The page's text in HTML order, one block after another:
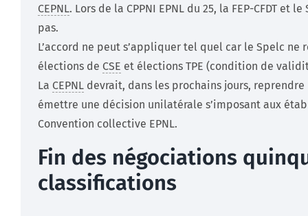
CEPNL. Lors de la CPPNI EPNL du 25, la FEP-CFDT et
pas.
L’accord ne peut s’appliquer tel quel car le Spelc ne
élections de CSE et élections TPE (condition de
La CEPNL devrait, dans les prochains jours,
émettre une décision unilatérale s’imposant aux
Convention collective EPNL.
Fin des négociations
classifications